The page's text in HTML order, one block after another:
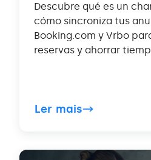
Descubre qué es un
cómo sincroniza tus
Booking.com y Vrbo
reservas y ahorrar
Ler mais